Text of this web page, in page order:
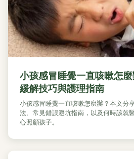
小孩感冒睡覺一直咳嗽怎
緩解技巧與護理指南
小孩感冒睡覺一直咳嗽怎麼辦？本文分
法、常見錯誤避坑指南，以及何時該就
心照顧孩子。